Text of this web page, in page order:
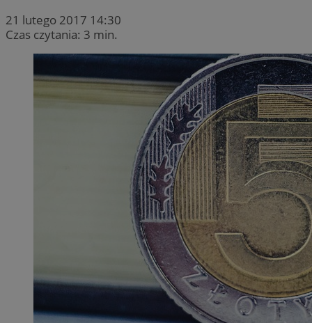
21 lutego 2017 14:30
Czas czytania: 3 min.